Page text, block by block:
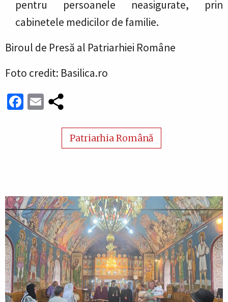
pentru persoanele neasigurate, prin
cabinetele medicilor de familie.
Biroul de Presă al Patriarhiei Române
Foto credit: Basilica.ro
Facebook
Email
Patriarhia Română